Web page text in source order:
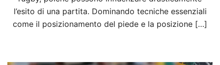
l’esito di una partita. Dominando tecniche essenziali
come il posizionamento del piede e la posizione […]